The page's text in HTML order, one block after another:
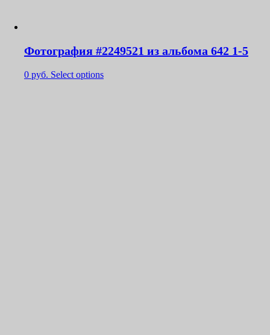
Фотография #2249521 из альбома 642 1-5
0 руб. Select options